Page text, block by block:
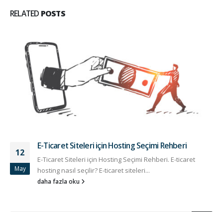
RELATED POSTS
12
May
E-Ticaret Siteleri için Hosting Seçimi Rehberi
E-Ticaret Siteleri için Hosting Seçimi Rehberi. E-ticaret
hosting nasıl seçilir? E-ticaret siteleri...
daha fazla oku